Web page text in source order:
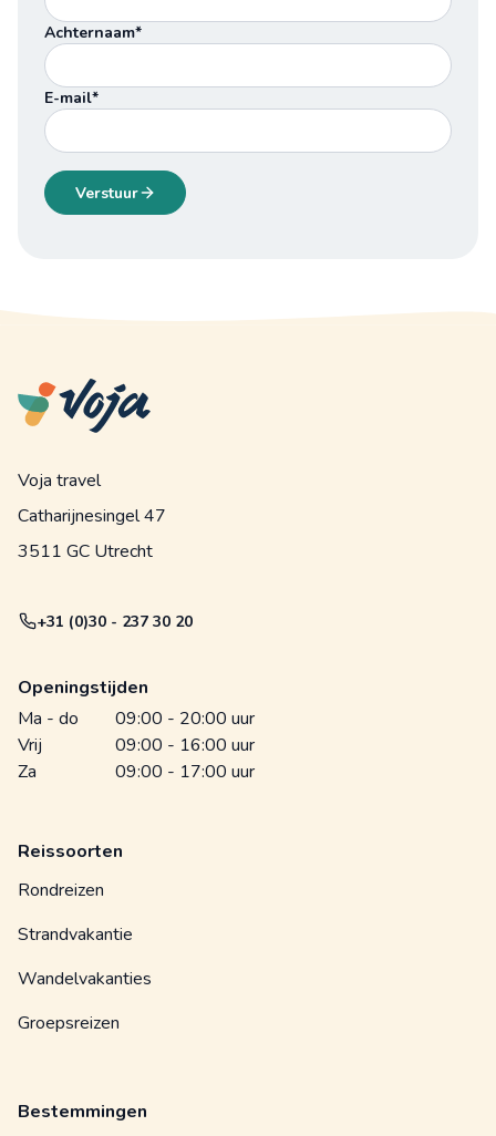
Achternaam*
E-mail*
Verstuur
Voja travel
Catharijnesingel 47
3511 GC Utrecht
+31 (0)30 - 237 30 20
Openingstijden
Ma - do
09:00 - 20:00 uur
Vrij
09:00 - 16:00 uur
Za
09:00 - 17:00 uur
Reissoorten
Rondreizen
Strandvakantie
Wandelvakanties
Groepsreizen
Bestemmingen